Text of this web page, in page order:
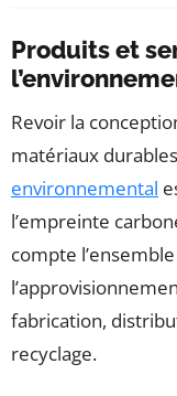
Produits et
Revoir la
matériaux
environnemental
l’empreinte
compte
fabrication,
recyclage.